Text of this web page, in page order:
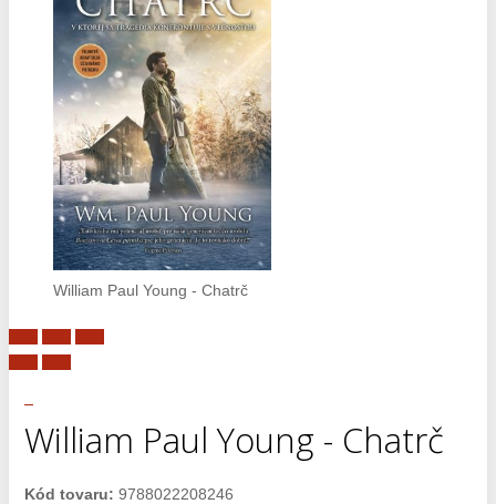
William Paul Young - Chatrč
William Paul Young - Chatrč
Kód tovaru: 9788022208246